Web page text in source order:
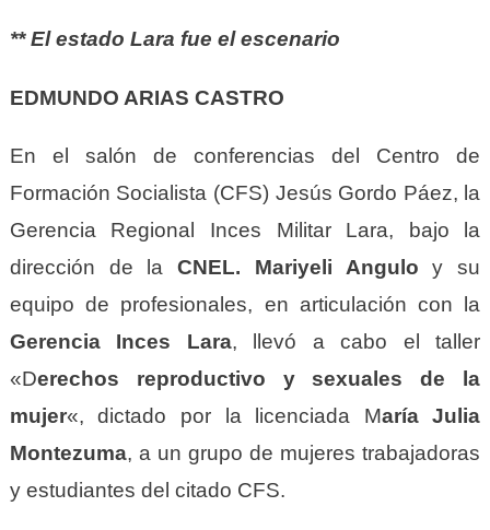
**El estado Lara fue el escenario
EDMUNDO ARIAS CASTRO
En el salón de conferencias del Centro de
Formación Socialista (CFS) Jesús Gordo Páez, la
Gerencia Regional Inces Militar Lara, bajo la
dirección de laCNEL. Mariyeli Angulo y su
equipo de profesionales, en articulación con la
Gerencia Inces Lara, llevó a cabo el taller
«Derechos reproductivo y sexuales de la
mujer«, dictado por la licenciada MaríaJulia
Montezuma, a un grupo de mujeres trabajadoras
y estudiantes del citado CFS.